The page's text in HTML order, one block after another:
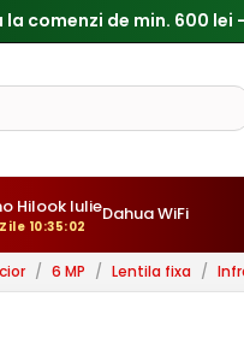
Hilook Iulie
10:35:01
Dahua WiFi
/ 6 MP / Lentila fixa /